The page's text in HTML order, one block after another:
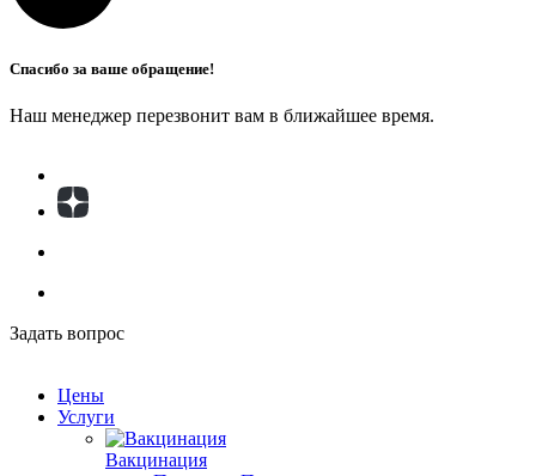
Спасибо за ваше обращение!
Наш менеджер перезвонит вам в ближайшее время.
Задать вопрос
Цены
Услуги
Вакцинация